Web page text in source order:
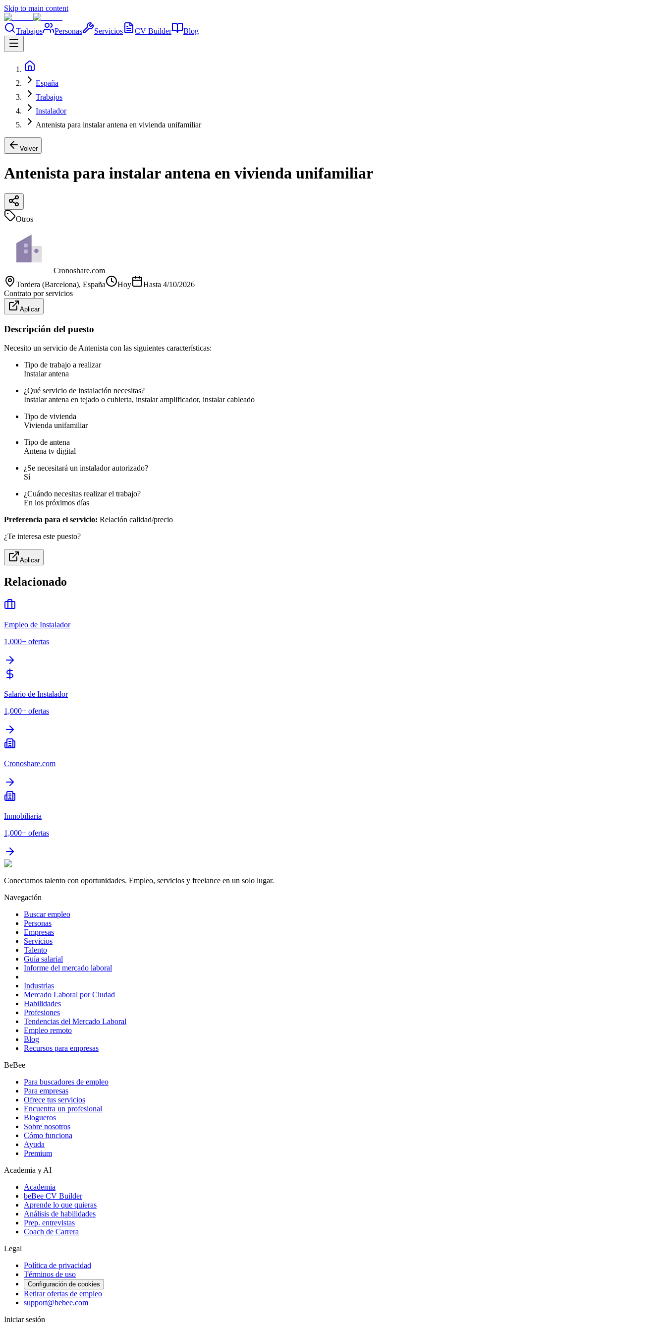
Skip to main content
Trabajos Personas Servicios CV Builder Blog
España
Trabajos
Instalador
Antenista para instalar antena en vivienda unifamiliar
Volver
Antenista para instalar antena en vivienda unifamiliar
Otros
Cronoshare.com
Tordera (Barcelona), España Hoy Hasta 4/10/2026
Contrato por servicios
Aplicar
Descripción del puesto
Necesito un servicio de Antenista con las siguientes características:
Tipo de trabajo a realizar
Instalar antena
¿Qué servicio de instalación necesitas?
Instalar antena en tejado o cubierta, instalar amplificador, instalar cableado
Tipo de vivienda
Vivienda unifamiliar
Tipo de antena
Antena tv digital
¿Se necesitará un instalador autorizado?
Sí
¿Cuándo necesitas realizar el trabajo?
En los próximos días
Preferencia para el servicio: Relación calidad/precio
¿Te interesa este puesto?
Aplicar
Relacionado
Empleo de Instalador
1,000+ ofertas
Salario de Instalador
1,000+ ofertas
Cronoshare.com
Inmobiliaria
1,000+ ofertas
Conectamos talento con oportunidades. Empleo, servicios y freelance en un solo lugar.
Navegación
Buscar empleo
Personas
Empresas
Servicios
Talento
Guía salarial
Informe del mercado laboral
Industrias
Mercado Laboral por Ciudad
Habilidades
Profesiones
Tendencias del Mercado Laboral
Empleo remoto
Blog
Recursos para empresas
BeBee
Para buscadores de empleo
Para empresas
Ofrece tus servicios
Encuentra un profesional
Blogueros
Sobre nosotros
Cómo funciona
Ayuda
Premium
Academia y AI
Academia
beBee CV Builder
Aprende lo que quieras
Análisis de habilidades
Prep. entrevistas
Coach de Carrera
Legal
Política de privacidad
Términos de uso
Configuración de cookies
Retirar ofertas de empleo
support@bebee.com
Iniciar sesión